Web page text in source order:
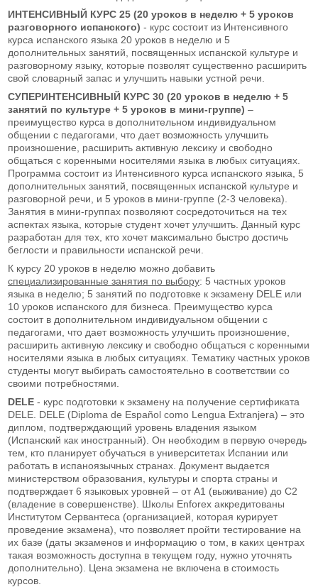
ИНТЕНСИВНЫЙ КУРС 25 (20 уроков в неделю + 5 уроков
разговорного испанского) - курс состоит из Интенсивного
курса испанского языка 20 уроков в неделю и 5
дополнительных занятий, посвященных испанской культуре и
разговорному языку, которые позволят существенно расширить
свой словарный запас и улучшить навыки устной речи.
СУПЕРИНТЕНСИВНЫЙ КУРС 30 (20 уроков в неделю + 5
занятий по культуре + 5 уроков в мини-группе) –
преимущество курса в дополнительном индивидуальном
общении с педагогами, что дает возможность улучшить
произношение, расширить активную лексику и свободно
общаться с коренными носителями языка в любых ситуациях.
Программа состоит из Интенсивного курса испанского языка, 5
дополнительных занятий, посвященных испанской культуре и
разговорной речи, и 5 уроков в мини-группе (2-3 человека).
Занятия в мини-группах позволяют сосредоточиться на тех
аспектах языка, которые студент хочет улучшить. Данный курс
разработан для тех, кто хочет максимально быстро достичь
беглости и правильности испанской речи.
К курсу 20 уроков в неделю можно добавить
специализированные занятия по выбору: 5 частных уроков
языка в неделю; 5 занятий по подготовке к экзамену DELE или
10 уроков испанского для бизнеса. Преимущество курса
состоит в дополнительном индивидуальном общении с
педагогами, что дает возможность улучшить произношение,
расширить активную лексику и свободно общаться с коренными
носителями языка в любых ситуациях. Тематику частных уроков
студенты могут выбирать самостоятельно в соответствии со
своими потребностями.
DELE - курс подготовки к экзамену на получение сертификата
DELE. DELE (Diploma de Español como Lengua Extranjera) – это
диплом, подтверждающий уровень владения языком
(Испанский как иностранный). Он необходим в первую очередь
тем, кто планирует обучаться в университетах Испании или
работать в испаноязычных странах. Документ выдается
министерством образования, культуры и спорта страны и
подтверждает 6 языковых уровней – от А1 (выживание) до С2
(владение в совершенстве). Школы Enforex аккредитованы
Институтом Сервантеса (организацией, которая курирует
проведение экзамена), что позволяет пройти тестирование на
их базе (даты экзаменов и информацию о том, в каких центрах
такая возможность доступна в текущем году, нужно уточнять
дополнительно). Цена экзамена не включена в стоимость
курсов.